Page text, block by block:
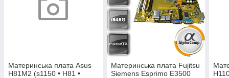
Материнська плата Asus
H81M2 (s1150 • H81 •
Материнська плата Fujitsu
Siemens Esprimo E3500